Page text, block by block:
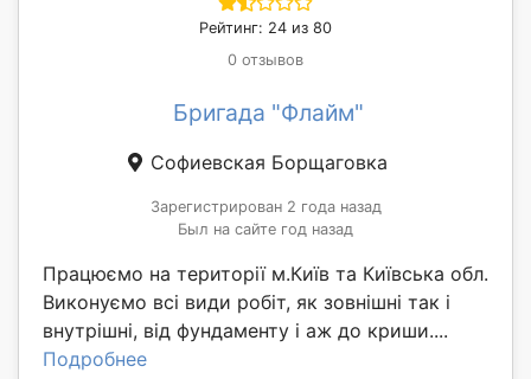
Рейтинг: 24 из 80
0 отзывов
Бригада "Флайм"
Софиевская Борщаговка
Зарегистрирован 2 года назад
Был на сайте год назад
Працюємо на території м.Київ та Київська обл.
Виконуємо всі види робіт, як зовнішні так і
внутрішні, від фундаменту і аж до криши....
Подробнее